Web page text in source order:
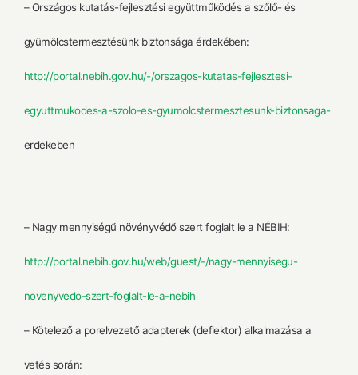
– Országos kutatás-fejlesztési együttműködés a szőlő- és
gyümölcstermesztésünk biztonsága érdekében:
http://portal.nebih.gov.hu/-/orszagos-kutatas-fejlesztesi-
egyuttmukodes-a-szolo-es-gyumolcstermesztesunk-biztonsaga-
erdekeben
– Nagy mennyiségű növényvédő szert foglalt le a NÉBIH:
http://portal.nebih.gov.hu/web/guest/-/nagy-mennyisegu-
novenyvedo-szert-foglalt-le-a-nebih
– Kötelező a porelvezető adapterek (deflektor) alkalmazása a
vetés során: